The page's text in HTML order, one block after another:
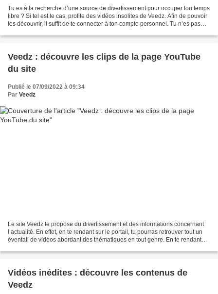
Tu es à la recherche d’une source de divertissement pour occuper ton temps
libre ? Si tel est le cas, profite des vidéos insolites de Veedz. Afin de pouvoir
les découvrir, il suffit de te connecter à ton compte personnel. Tu n’es pas
Veedz : découvre les clips de la page YouTube
du site
Publié le 07/09/2022 à 09:34
Par Veedz
Le site Veedz te propose du divertissement et des informations concernant
l’actualité. En effet, en te rendant sur le portail, tu pourras retrouver tout un
éventail de vidéos abordant des thématiques en tout genre. En te rendant
Vidéos inédites : découvre les contenus de
Veedz